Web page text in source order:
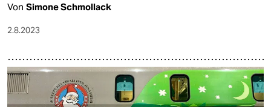
Von Simone Schmollack
2.8.2023